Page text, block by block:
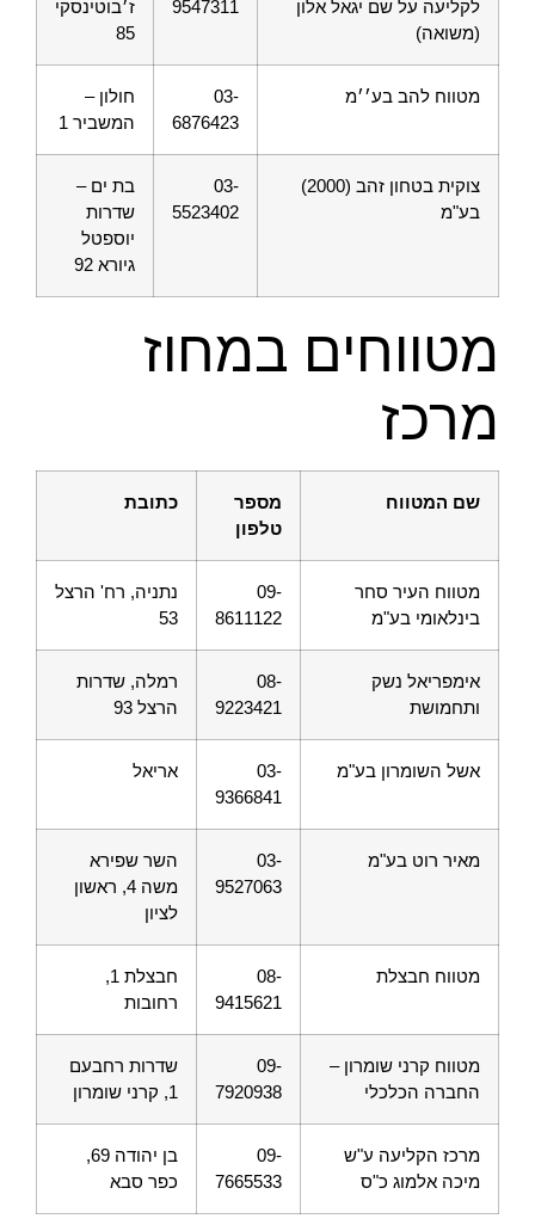
לקליעה על שם יגאל אלון
(משואה)
9547311
ז׳בוטינסקי
85
מטווח להב בע׳׳מ
03-
6876423
חולון –
המשביר 1
צוקית בטחון זהב (2000)
בע"מ
03-
5523402
בת ים –
שדרות
יוספטל
גיורא 92
מטווחים במחוז
מרכז
שם המטווח
מספר
טלפון
כתובת
מטווח העיר סחר
בינלאומי בע"מ
09-
8611122
נתניה, רח' הרצל
53
אימפריאל נשק
ותחמושת
08-
9223421
רמלה, שדרות
הרצל 93
אשל השומרון בע"מ
03-
9366841
אריאל
מאיר רוט בע"מ
03-
9527063
השר שפירא
משה 4, ראשון
לציון
מטווח חבצלת
08-
9415621
חבצלת 1,
רחובות
מטווח קרני שומרון –
החברה הכלכלי
09-
7920938
שדרות רחבעם
1, קרני שומרון
מרכז הקליעה ע"ש
מיכה אלמוג כ"ס
09-
7665533
בן יהודה 69,
כפר סבא